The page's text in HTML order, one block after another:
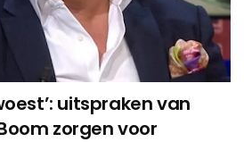
uitspraken van
zorgen voor